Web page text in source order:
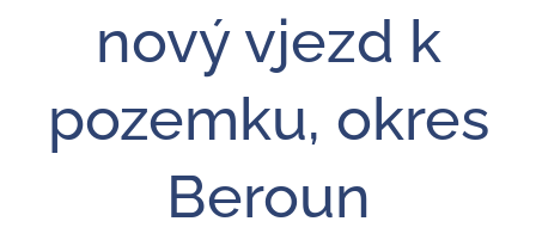
nový vjezd k
pozemku, okres
Beroun